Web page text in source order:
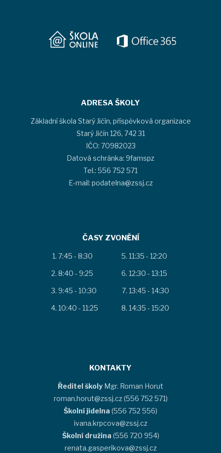
ADRESA ŠKOLY
Základní škola Starý Jičín, příspěvková organizace
Starý Jičín 126, 742 31
IČO: 70982023
Datová schránka: 9famspz
Tel.: 556 752 571
E-mail: podatelna@zssj.cz
ČASY ZVONĚNÍ
7:45 - 8:30
8:40 - 9:25
9:45 - 10:30
10:40 - 11:25
11:35 - 12:20
12:30 - 13:15
13:45 - 14:30
14:35 - 15:20
KONTAKTY
Ředitel školy Mgr. Roman Horut
roman.horut@zssj.cz (556 752 571)
Školní jídelna (556 752 556)
ivana.krpcova@zssj.cz
Školní družina (556 720 954)
renata.gasperikova@zssj.cz